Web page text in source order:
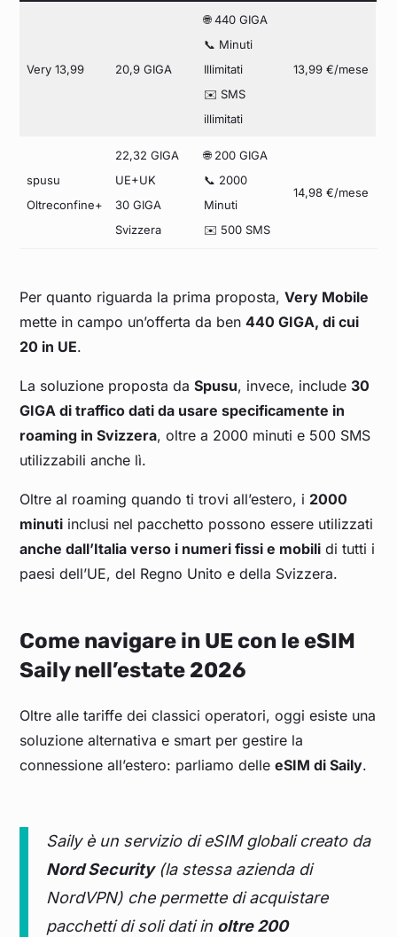
Very 13,99 20,9 GIGA
🌐 440 GIGA
📞 Minuti
Illimitati
✉️ SMS
illimitati
13,99 €/mese
spusu
Oltreconfine+
22,32 GIGA
UE+UK
30 GIGA
Svizzera
🌐 200 GIGA
📞 2000
Minuti
✉️ 500 SMS
14,98 €/mese
Per quanto riguarda la prima proposta,Very Mobile
mette in campo un’offerta da ben440 GIGA, di cui
20 in UE.
La soluzione proposta daSpusu, invece, include 30
GIGA di traffico dati da usare specificamente in
roaming in Svizzera, oltre a 2000 minuti e 500 SMS
utilizzabili anche lì.
Oltre al roaming quando ti trovi all’estero, i 2000
minuti inclusi nel pacchetto possono essere utilizzati
anche dall’Italia verso i numeri fissi e mobili di tutti i
paesi dell’UE, del Regno Unito e della Svizzera.
Come navigare in UE con le eSIM
Saily nell’estate 2026
Oltre alle tariffe dei classici operatori, oggi esiste una
soluzione alternativa e smart per gestire la
connessione all’estero: parliamo delleeSIM di Saily.
Saily è un servizio di eSIM globali creato da
Nord Security(la stessa azienda di
NordVPN) che permette di acquistare
pacchetti di soli dati in oltre 200